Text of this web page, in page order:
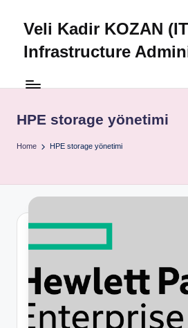
Veli Kadir KOZAN (IT
Infrastructure
HPE storage yönetimi
Home HPE storage yönetimi